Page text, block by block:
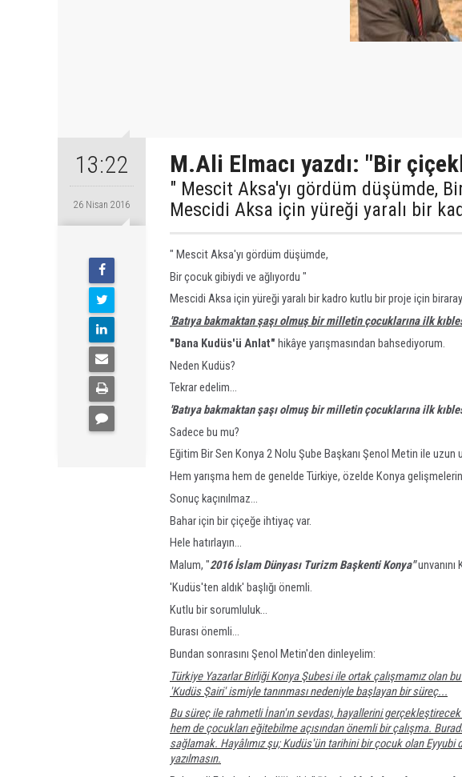
13:22
26 Nisan 2016
M.Ali Elmacı yazdı: "Bir
" Mescit Aksa'yı gördüm düşümde,
Mescidi Aksa için yüreği yaralı bir
" Mescit Aksa'yı gördüm düşümde,
Bir çocuk gibiydi ve ağlıyordu "
Mescidi Aksa için yüreği yaralı bir kadro kutlu bir proje için
'Batıya bakmaktan şaşı olmuş bir milletin çocuklarına ilk
"Bana Kudüs'ü Anlat" hikâye yarışmasından bahsediyorum.
Neden Kudüs?
Tekrar edelim...
'Batıya bakmaktan şaşı olmuş bir milletin çocuklarına ilk
Sadece bu mu?
Eğitim Bir Sen Konya 2 Nolu Şube Başkanı Şenol Metin ile uzun
Hem yarışma hem de genelde Türkiye, özelde Konya
Sonuç kaçınılmaz...
Bahar için bir çiçeğe ihtiyaç var.
Hele hatırlayın...
Malum, "2016 İslam Dünyası Turizm Başkenti Konya"
'Kudüs'ten aldık' başlığı önemli.
Kutlu bir sorumluluk...
Burası önemli...
Bundan sonrasını Şenol Metin'den dinleyelim:
Türkiye Yazarlar Birliği Konya Şubesi ile ortak çalışmamız olan
'Kudüs Şairi' ismiyle tanınması nedeniyle başlayan bir süreç...
Bu süreç ile rahmetli İnan'ın sevdası, hayallerini
hem de çocukları eğitebilme açısından önemli bir çalışma.
sağlamak. Hayâlımız şu; Kudüs'ün tarihini bir çocuk olan
yazılmasın.